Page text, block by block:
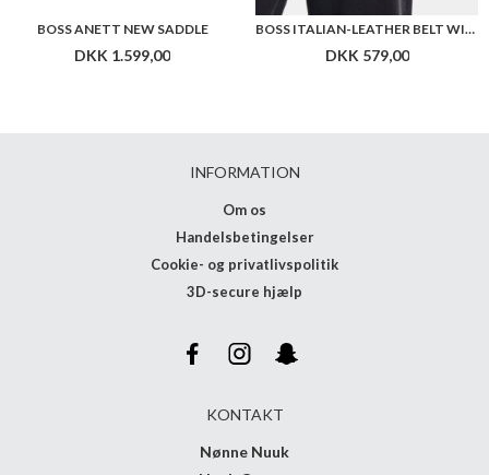
BOSS ANETT NEW SADDLE
DKK 1.599,00
BOSS ITALIAN-LEATHER BELT WITH PIN BUCKLE
DKK 579,00
INFORMATION
Om os
Handelsbetingelser
Cookie- og privatlivspolitik
3D-secure hjælp
KONTAKT
Nønne Nuuk